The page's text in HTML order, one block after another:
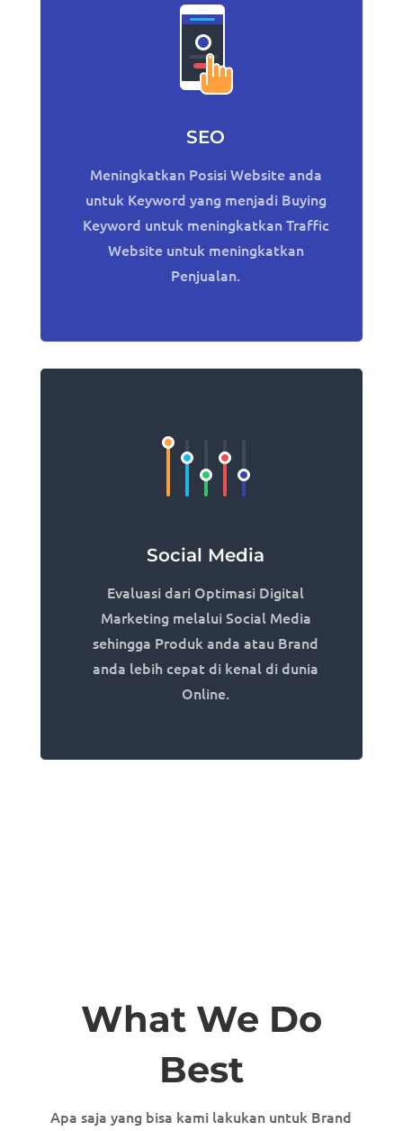
SEO
Meningkatkan Posisi Website anda
untuk Keyword yang menjadi Buying
Keyword untuk meningkatkan Traffic
Website untuk meningkatkan
Penjualan.
Social Media
Evaluasi dari Optimasi Digital
Marketing melalui Social Media
sehingga Produk anda atau Brand
anda lebih cepat di kenal di dunia
Online.
What We Do
Best
Apa saja yang bisa kami lakukan untuk Brand